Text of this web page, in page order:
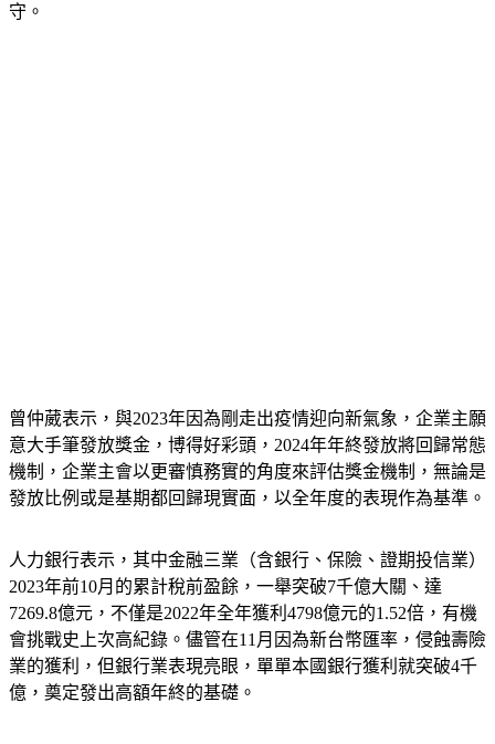
守。
曾仲葳表示，與2023年因為剛走出疫情迎向新氣象，企業主願
意大手筆發放獎金，博得好彩頭，2024年年終發放將回歸常態
機制，企業主會以更審慎務實的角度來評估獎金機制，無論是
發放比例或是基期都回歸現實面，以全年度的表現作為基準。
人力銀行表示，其中金融三業（含銀行、保險、證期投信業）
2023年前10月的累計稅前盈餘，一舉突破7千億大關、達
7269.8億元，不僅是2022年全年獲利4798億元的1.52倍，有機
會挑戰史上次高紀錄。儘管在11月因為新台幣匯率，侵蝕壽險
業的獲利，但銀行業表現亮眼，單單本國銀行獲利就突破4千
億，奠定發出高額年終的基礎。